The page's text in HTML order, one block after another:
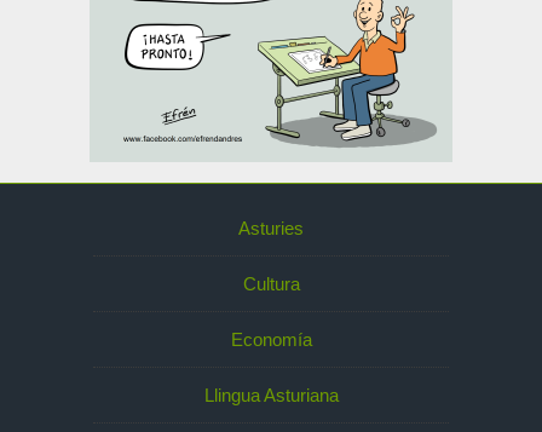
Asturies
Cultura
Economía
Llingua Asturiana